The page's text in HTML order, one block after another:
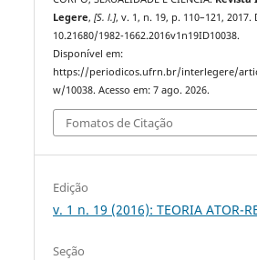
Legere,[S. l.], v. 1, n. 19, p. 110–121, 2017.
10.21680/1982-1662.2016v1n19ID10038.
Disponível em:
https://periodicos.ufrn.br/interlegere/
w/10038. Acesso em: 7 ago. 2026.
Fomatos de Citação
Edição
v. 1 n. 19 (2016): TEORIA ATOR-
Seção